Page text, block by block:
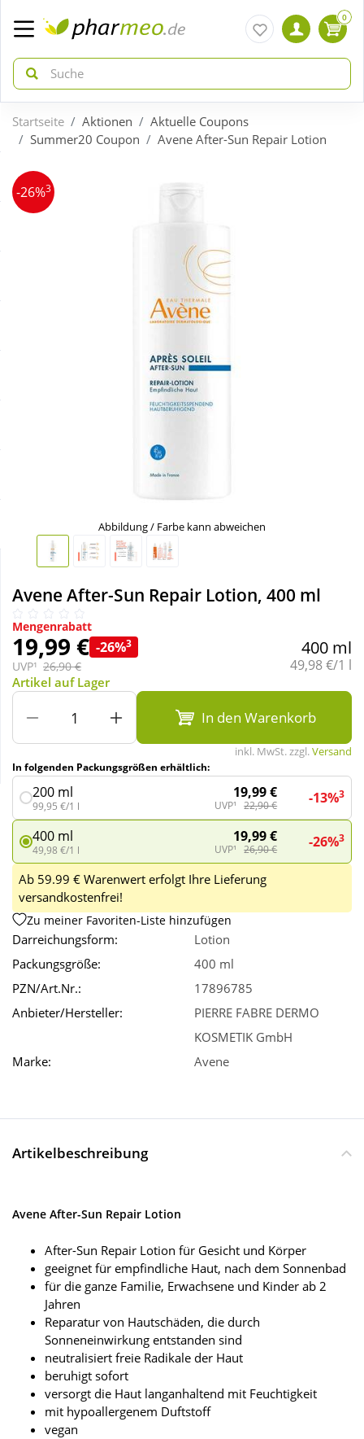
zurück
ÜBERSICHT AKTIONEN
Täglich gut versorgt
zurück
ÜBERSICHT KATEGORIEN
Körperpflege & Kosmetik
Nahrungsergänzung
Sanitätshaus
Sport & Fitness
Tierbedarf
Wellness
0
Startseite Aktionen
Aktuelle Coupons
Summer20 Coupon
Avene After-Sun Repair Lotion
-26%3
Abbildung / Farbe kann abweichen
Avene After-Sun Repair Lotion, 400 ml
Mengenrabatt
19,99 € -26%3
UVP¹ 26,90 €
400 ml
Grundpreis:
49,98 €/1 l
Artikel auf Lager
In den Warenkorb
inkl. MwSt. zzgl.Versand
In folgenden Packungsgrößen erhältlich:
200 ml
99,95 €/1 l
19,99 €
UVP¹ 22,90 € -13%3
400 ml
49,98 €/1 l
19,99 €
UVP¹ 26,90 € -26%3
Ab 59.99 € Warenwert erfolgt Ihre Lieferung
versandkostenfrei!
Zu meiner Favoriten-Liste hinzufügen
Darreichungsform:
Lotion
Packungsgröße:
400 ml
PZN/Art.Nr.:
17896785
Anbieter/Hersteller:
PIERRE FABRE DERMO
KOSMETIK GmbH
Marke:
Avene
Artikelbeschreibung
Avene After-Sun Repair Lotion
After-Sun Repair Lotion für Gesicht und Körper
geeignet für empfindliche Haut, nach dem Sonnenbad
für die ganze Familie, Erwachsene und Kinder ab 2
Jahren
Reparatur von Hautschäden, die durch
Sonneneinwirkung entstanden sind
neutralisiert freie Radikale der Haut
beruhigt sofort
versorgt die Haut langanhaltend mit Feuchtigkeit
mit hypoallergenem Duftstoff
vegan